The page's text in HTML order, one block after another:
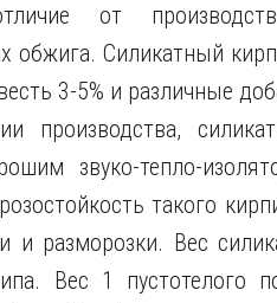
от
обжига. Силикатный
3-5% и различные
производства,
звуко-тепло-
такого
разморозки. Вес
Вес 1 пустотелого